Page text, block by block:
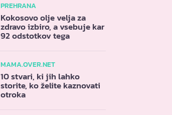
PREHRANA
Kokosovo olje velja za
zdravo izbiro, a vsebuje kar
92 odstotkov tega
MAMA.OVER.NET
10 stvari, ki jih lahko
storite, ko želite kaznovati
otroka